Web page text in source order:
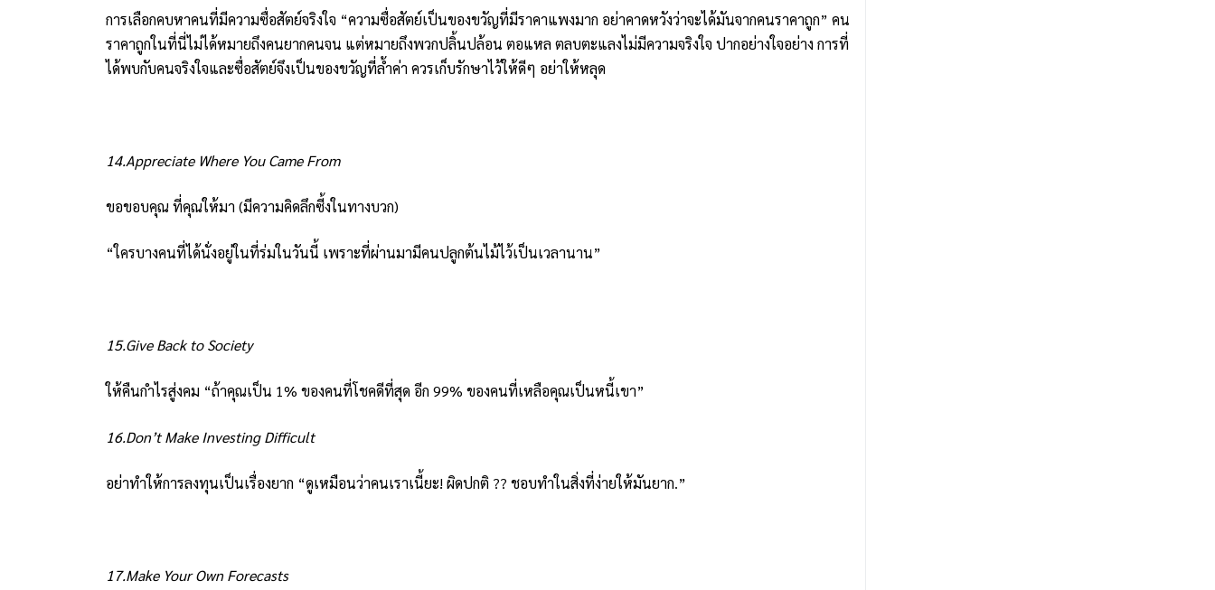
การเลือกคบหาคนที่มีความซื่อสัตย์จริงใจ “ความซื่อสัตย์เป็นของขวัญที่มีราคาแพงมาก อย่าคาดหวังว่าจะได้มันจากคนราคาถูก” คน
ราคาถูกในที่นี่ไม่ได้หมายถึงคนยากคนจน แต่หมายถึงพวกปลิ้นปล้อน ตอแหล ตลบตะแลงไม่มีความจริงใจ ปากอย่างใจอย่าง การที่
ได้พบกับคนจริงใจและซื่อสัตย์จึงเป็นของขวัญที่ล้ำค่า ควรเก็บรักษาไว้ให้ดีๆ อย่าให้หลุด
14.Appreciate Where You Came From
ขอขอบคุณ ที่คุณให้มา (มีความคิดลึกซี้งในทางบวก)
“ใครบางคนที่ได้นั่งอยู่ในที่ร่มในวันนี้ เพราะที่ผ่านมามีคนปลูกต้นไม้ไว้เป็นเวลานาน”
15.Give Back to Society
ให้คืนกำไรสู่งคม “ถ้าคุณเป็น 1% ของคนที่โชคดีที่สุด อีก 99% ของคนที่เหลือคุณเป็นหนี้เขา”
16.Don’t Make Investing Difficult
อย่าทำให้การลงทุนเป็นเรื่องยาก “ดูเหมือนว่าคนเราเนี้ยะ! ผิดปกติ ?? ชอบทำในสิ่งที่ง่ายให้มันยาก.”
17.Make Your Own Forecasts